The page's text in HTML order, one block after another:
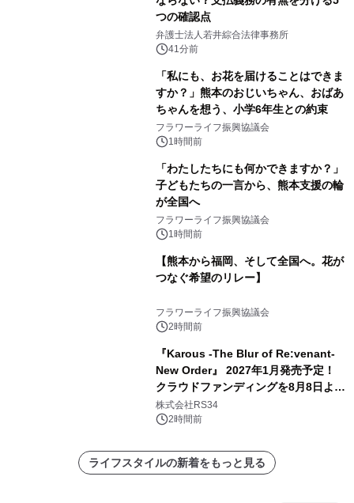
つの確認点
弁護士法人若井綜合法律事務所
41分前
「私にも、お花を届けることはできま
すか？」熊本のおじいちゃん、おばあ
ちゃんを想う、小学6年生との約束
フラワーライフ振興協議会
1時間前
「わたしたちにも何かできますか？」
子どもたちの一言から、熊本支援の輪
が全国へ
フラワーライフ振興協議会
1時間前
【熊本から福岡、そして全国へ。花が
つなぐ希望のリレー】
フラワーライフ振興協議会
2時間前
『Karous -The Blur of Re:venant-
New Order』 2027年1月発売予定！
クラウドファンディングを8月8日より
開始
株式会社RS34
2時間前
ライフスタイルの新着をもっと見る